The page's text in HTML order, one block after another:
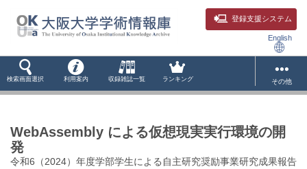
登録支援システム
English
検索画面選択 利用案内 収録雑誌一覧 ランキング その他
WebAssembly による仮想現実実行環境の開
発
令和6（2024）年度学部学生による自主研究奨励事業研究成果報告